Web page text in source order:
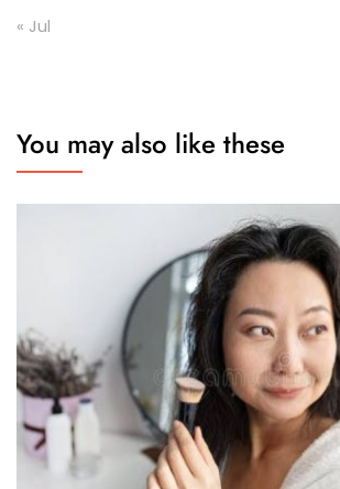
« Jul
You may also like these